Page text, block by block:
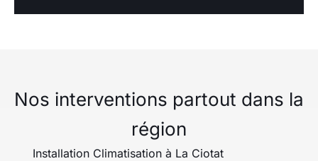
Nos interventions partout dans la
région
Installation Climatisation à La Ciotat